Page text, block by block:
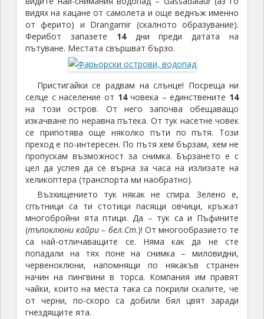
видях на кацане от самолета и още веднъж именно
от ферито) и Drangarnir (скалното образувание).
Ферибот запазете 14 дни преди датата на
пътуване. Местата свършват бързо.
Пристигайки се радвам на слънце! Посреща ни
селце с население от 14човека – единствените 14
на този остров. От него започва обещаващо
изкачване по неравна пътека. От тук насетне човек
се припотява още няколко пъти по пътя. Този
преход е по-интересен. По пътя хем бързам, хем не
пропускам възможност за снимка. Бързането е с
цел да успея да се върна за часа на излизате на
хеликоптера (транспорта ми наобратно).
Възхищението тук някак не спира. Зелено е,
спътници са ти стотици пасящи овчици, кръжат
многобройни ята птици. Да – тук са и Пъфините
(тъпоклюни кайри – бел.Ст.)! От многообразието те
са най-отличаващите се. Няма как да не сте
попадали на тях поне на снимка – миловидни,
червеноклюни, напомнящи по някакъв странен
начин на пингвини в торса. Компания им правят
чайки, които на места така са покрили скалите, че
от черни, по-скоро са добили бял цвят заради
гнездящите ята.